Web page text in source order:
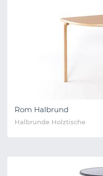
Rom Halbrund
Halbrunde Holztische